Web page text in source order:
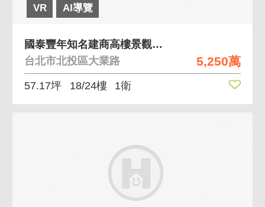
VR AI導覽
5,250萬
國泰豐年知名建商高樓景觀可規劃三房 國泰建設北投捷
台北市北投區大業路
57.17坪 18/24樓 1衛